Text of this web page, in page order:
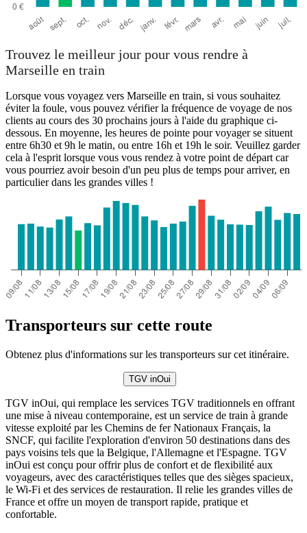
Trouvez le meilleur jour pour vous rendre à
Marseille en train
Lorsque vous voyagez vers Marseille en train, si vous souhaitez
éviter la foule, vous pouvez vérifier la fréquence de voyage de nos
clients au cours des 30 prochains jours à l'aide du graphique ci-
dessous. En moyenne, les heures de pointe pour voyager se situent
entre 6h30 et 9h le matin, ou entre 16h et 19h le soir. Veuillez garder
cela à l'esprit lorsque vous vous rendez à votre point de départ car
vous pourriez avoir besoin d'un peu plus de temps pour arriver, en
particulier dans les grandes villes !
Transporteurs sur cette route
Obtenez plus d'informations sur les transporteurs sur cet itinéraire.
TGV inOui
TGV inOui, qui remplace les services TGV traditionnels en offrant
une mise à niveau contemporaine, est un service de train à grande
vitesse exploité par les Chemins de fer Nationaux Français, la
SNCF, qui facilite l'exploration d'environ 50 destinations dans des
pays voisins tels que la Belgique, l'Allemagne et l'Espagne. TGV
inOui est conçu pour offrir plus de confort et de flexibilité aux
voyageurs, avec des caractéristiques telles que des sièges spacieux,
le Wi-Fi et des services de restauration. Il relie les grandes villes de
France et offre un moyen de transport rapide, pratique et
confortable.